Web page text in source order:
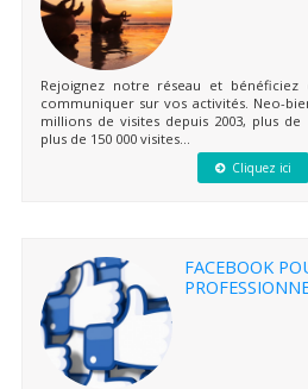
Rejoignez notre réseau et
communiquer sur vos activités. Neo-
millions de visites depuis 2003, plus de
plus de 150 000 visites...
Cliquez ici
FACEBOOK